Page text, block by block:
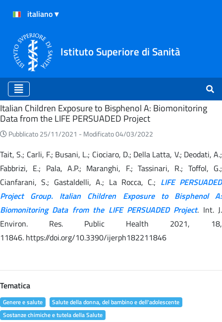
Istituto Superiore di Sanità
Home
Italian Children Exposure to Bisphenol A: Biomonitoring
Data from the LIFE PERSUADED Project
Pubblicato 25/11/2021 - Modificato 04/03/2022
Tait, S.; Carli, F.; Busani, L.; Ciociaro, D.; Della Latta, V.; Deodati, A.;
Fabbrizi, E.; Pala, A.P.; Maranghi, F.; Tassinari, R.; Toffol, G.;
Cianfarani, S.; Gastaldelli, A.; La Rocca, C.; LIFE PERSUADED
Project Group. Italian Children Exposure to Bisphenol A:
Biomonitoring Data from the LIFE PERSUADED Project. Int. J.
Environ. Res. Public Health 2021, 18,
11846. https://doi.org/10.3390/ijerph182211846
Tematica
Genere e salute
Salute della donna, del bambino e dell'adolescente
Sostanze chimiche e tutela della Salute